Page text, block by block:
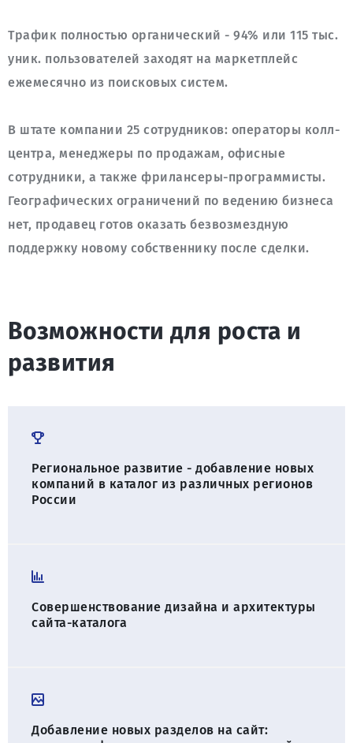
Трафик полностью органический - 94% или 115 тыс.
уник. пользователей заходят на маркетплейс
В штате компании 25 сотрудников: операторы колл-
центра, менеджеры по продажам, офисные
сотрудники, а также фрилансеры-программисты.
Географических ограничений по ведению бизнеса
нет, продавец готов оказать безвозмездную
поддержку новому собственнику после сделки.
Возможности для роста и
развития
Региональное развитие - добавление новых
компаний в каталог из различных регионов
России
Совершенствование дизайна и архитектуры
сайта-каталога
Добавление новых разделов на сайт: